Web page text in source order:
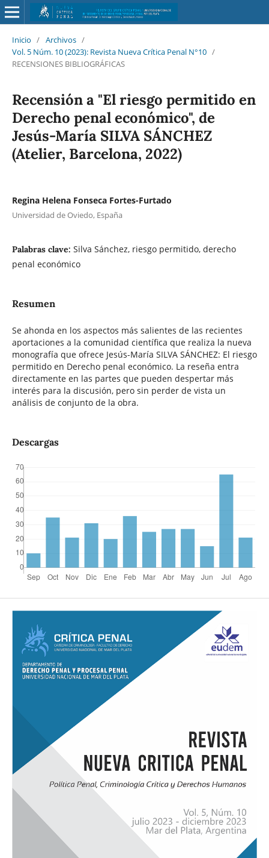
Inicio / Archivos /
Vol. 5 Núm. 10 (2023): Revista Nueva Crí­tica Penal N°10 /
RECENSIONES BIBLIOGRÁFICAS
Recensión a "El riesgo permitido en
Derecho penal económico", de
Jesús-María SILVA SÁNCHEZ
(Atelier, Barcelona, 2022)
Regina Helena Fonseca Fortes-Furtado
Universidad de Oviedo, España
Palabras clave: Silva Sánchez, riesgo permitido, derecho
penal económico
Resumen
Se ahonda en los aspectos más salientes de las recientes
aportaciones a la comunidad científica que realiza la nueva
monografía que ofrece Jesús-María SILVA SÁNCHEZ: El riesgo
permitido en Derecho penal económico. La reseña entra
directamente en las partes que pueden despertar más
interés para la discusión, pero sin perder de vista un
análisis de conjunto de la obra.
Descargas